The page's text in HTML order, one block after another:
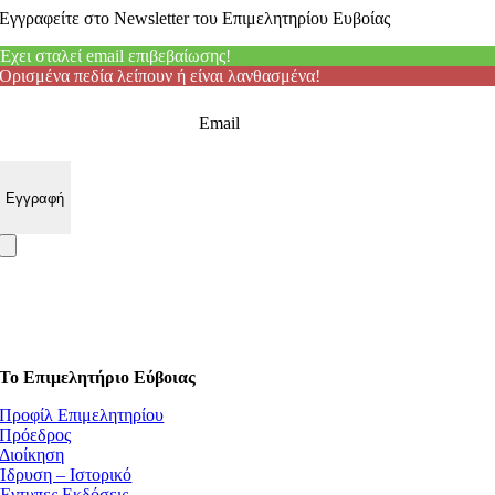
Εγγραφείτε στο Newsletter του Επιμελητηρίου Ευβοίας
Έχει σταλεί email επιβεβαίωσης!
Ορισμένα πεδία λείπουν ή είναι λανθασμένα!
Email
Το Επιμελητήριο Εύβοιας
Προφίλ Επιμελητηρίου
Πρόεδρος
Διοίκηση
Ίδρυση – Ιστορικό